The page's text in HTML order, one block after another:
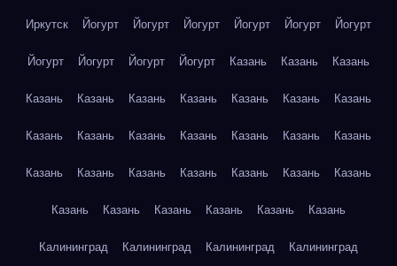
Иркутск Йогурт Йогурт Йогурт Йогурт Йогурт Йогурт
Йогурт Йогурт Йогурт Йогурт Казань Казань Казань
Казань Казань Казань Казань Казань Казань Казань
Казань Казань Казань Казань Казань Казань Казань
Казань Казань Казань Казань Казань Казань Казань
Казань Казань Казань Казань Казань Казань
Калининград Калининград Калининград Калининград